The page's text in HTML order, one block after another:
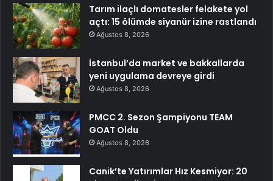
Tarım ilaçlı domatesler felakete yol
açtı: 15 ölümde siyanür izine rastlandı
Ağustos 8, 2026
İstanbul’da market ve bakkallarda
yeni uygulama devreye girdi
Ağustos 8, 2026
PMCC 2. Sezon Şampiyonu TEAM
GOAT Oldu
Ağustos 8, 2026
Canik’te Yatırımlar Hız Kesmiyor: 20